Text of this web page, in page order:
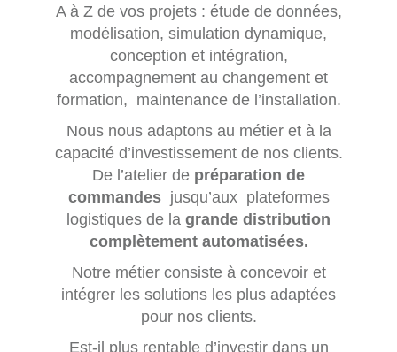
A à Z de vos projets : étude de données,
modélisation, simulation dynamique,
conception et intégration,
accompagnement au changement et
formation, maintenance de l’installation.
Nous nous adaptons au métier et à la
capacité d’investissement de nos clients.
De l’atelier de préparation de
commandesjusqu’aux plateformes
logistiques de la grande distribution
complètement automatisées.
Notre métier consiste à concevoir et
intégrer les solutions les plus adaptées
pour nos clients.
Est-il plus rentable d’investir dans un